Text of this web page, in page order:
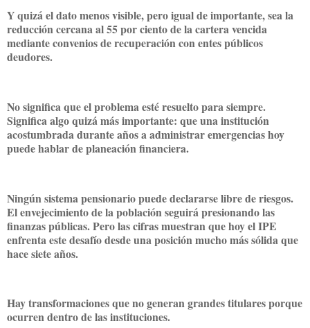
Y quizá el dato menos visible, pero igual de importante, sea la
reducción cercana al 55 por ciento de la cartera vencida
mediante convenios de recuperación con entes públicos
deudores.
No significa que el problema esté resuelto para siempre.
Significa algo quizá más importante: que una institución
acostumbrada durante años a administrar emergencias hoy
puede hablar de planeación financiera.
Ningún sistema pensionario puede declararse libre de riesgos.
El envejecimiento de la población seguirá presionando las
finanzas públicas. Pero las cifras muestran que hoy el IPE
enfrenta este desafío desde una posición mucho más sólida que
hace siete años.
Hay transformaciones que no generan grandes titulares porque
ocurren dentro de las instituciones.